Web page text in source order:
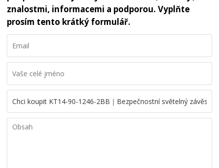
znalostmi, informacemi a podporou. Vyplňte
prosím tento krátký formulář.